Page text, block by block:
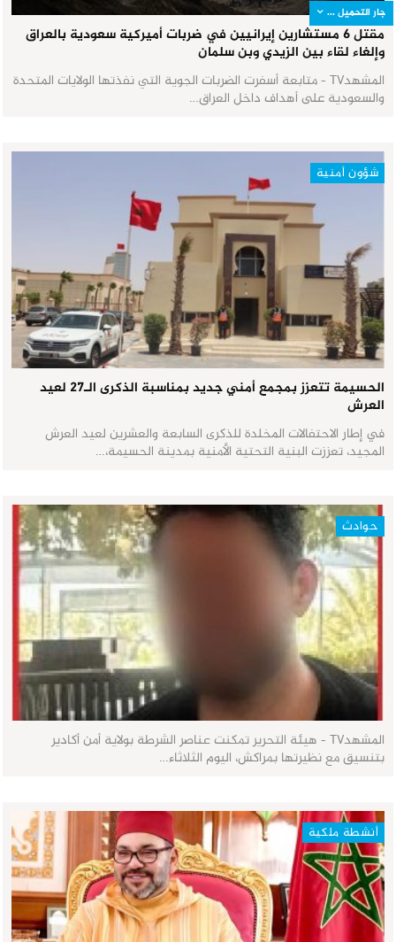
مقتل 6 مستشارين إيرانيين في ضربات أميركية سعودية بالعراق
وإلغاء لقاء بين الزيدي وبن سلمان
المشهدTV - متابعة أسفرت الضربات الجوية التي نفذتها الولايات المتحدة
والسعودية على أهداف داخل العراق…
شؤون أمنية
الحسيمة تتعزز بمجمع أمني جديد بمناسبة الذكرى الـ27 لعيد
العرش
في إطار الاحتفالات المخلدة للذكرى السابعة والعشرين لعيد العرش
المجيد، تعززت البنية التحتية الأمنية بمدينة الحسيمة،…
حوادث
المشهدTV - هيئة التحرير تمكنت عناصر الشرطة بولاية أمن أكادير
بتنسيق مع نظيرتها بمراكش، اليوم الثلاثاء…
أنشطة ملكية
جار التحميل ...